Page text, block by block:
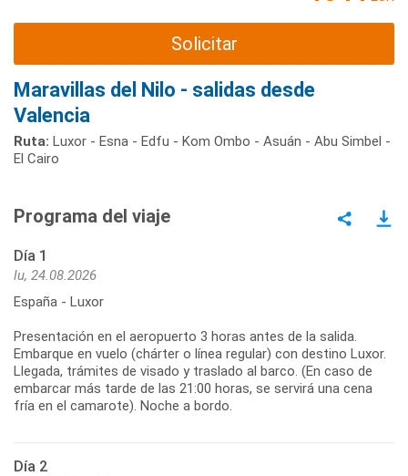
Solicitar
Maravillas del Nilo - salidas desde
Valencia
Ruta: Luxor - Esna - Edfu - Kom Ombo - Asuán - Abu Simbel -
El Cairo
Programa del viaje
Día 1
lu, 24.08.2026
España - Luxor
Presentación en el aeropuerto 3 horas antes de la salida.
Embarque en vuelo (chárter o línea regular) con destino Luxor.
Llegada, trámites de visado y traslado al barco. (En caso de
embarcar más tarde de las 21:00 horas, se servirá una cena
fría en el camarote). Noche a bordo.
Día 2